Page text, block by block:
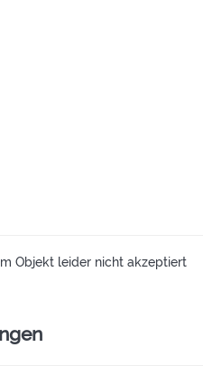
Objekt leider nicht akzeptiert